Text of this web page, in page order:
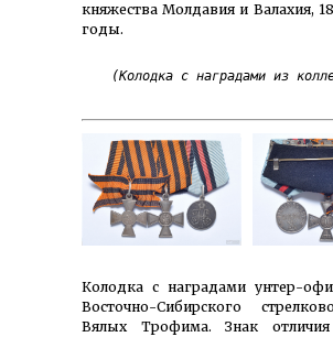
княжества Молдавия и Валахия,
годы.
(Колодка с наградами из
Колодка с наградами унтер-
Вос­точ­но-Си­бир­ского
Вялых Трофима. Знак отличия